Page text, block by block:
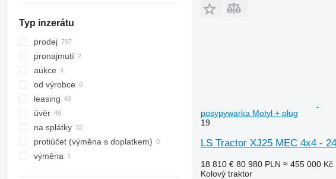
M-series
Typ inzerátu
prodej
pronajmutí
aukce
od výrobce
leasing
úvěr
na splátky
protiúčet (výměna s doplatkem)
výměna
posypywarka Motyl + pług
19
LS Tractor XJ25 MEC 4x4 -
18 810 € 80 980 PLN ≈ 455 000 Kč
Kolový traktor